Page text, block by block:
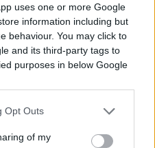
uses one or more Google
information including but
behaviour. You may click to
and its third-party tags to
purposes in below Google
Opt Outs
of my
a dovere guidare la
persone di prima
comunque, è
o un suo ramo, se
corrotto. Sulla carta,